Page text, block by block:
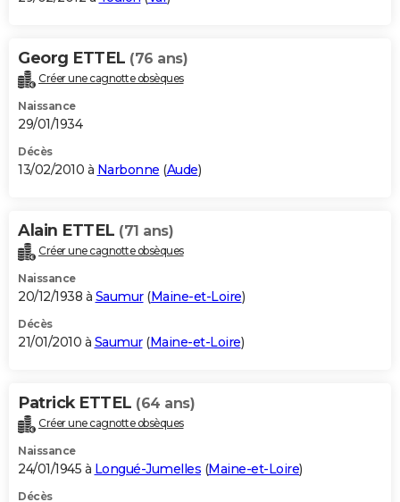
Georg ETTEL (76 ans)
Créer une cagnotte obsèques
Naissance
29/01/1934
Décès
13/02/2010 à Narbonne (Aude)
Alain ETTEL (71 ans)
Créer une cagnotte obsèques
Naissance
20/12/1938 à Saumur(Maine-et-Loire)
Décès
21/01/2010 à Saumur(Maine-et-Loire)
Patrick ETTEL (64 ans)
Créer une cagnotte obsèques
Naissance
24/01/1945 à Longué-Jumelles (Maine-et-Loire)
Décès